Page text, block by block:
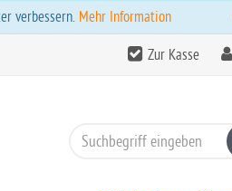
verbessern. Mehr Information
Zur Kasse